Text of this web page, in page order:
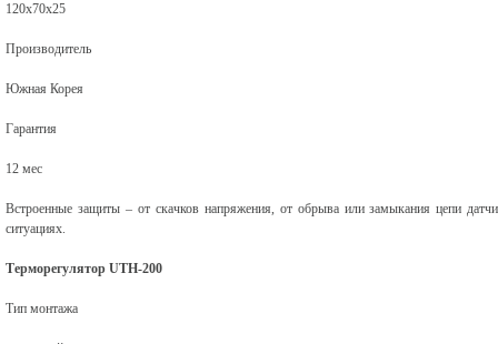
120х70х25
Производитель
Южная Корея
Гарантия
12 мес
Встроенные защиты – от скачков напряжения, от обрыва или замыкания цепи
ситуациях.
Терморегулятор UTH-200
Тип монтажа